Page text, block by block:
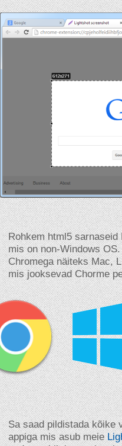
Rohkem html5
mis on non-Windows
Chromega näiteks Mac,
mis jooksevad Chorme
Sa saad pildistada kõike
appiga mis asub meie